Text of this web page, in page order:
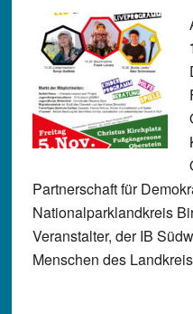
Partnerschaft für
Nationalparklandkreis
Veranstalter, der IB
Menschen des